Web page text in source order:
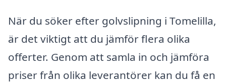
När du söker efter golvslipning i Tomelilla,
är det viktigt att du jämför flera olika
offerter. Genom att samla in och jämföra
priser från olika leverantörer kan du få en